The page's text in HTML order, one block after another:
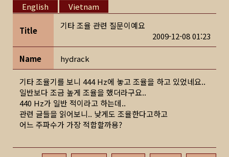
English Vietnam
Title
기타 조율 관련 질문이예요
2009-12-08 01:23
Name hydrack
기타 조율기를 보니 444 Hz에 놓고 조율을 하고 있었네요..
일반보다 조금 높게 조율을 했더라구요..
440 Hz가 일반 적이라고 하는데..
관련 글들을 읽어보니.. 낮게도 조율한다고하고
어느 주파수가 가장 적합할까용?